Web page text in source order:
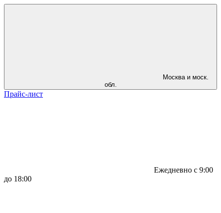
Москва и моск.
обл.
Прайс-лист
Ежедневно с 9:00
до 18:00